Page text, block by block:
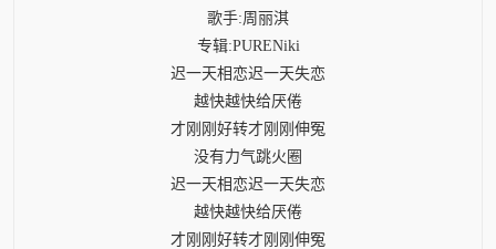
歌手:周丽淇
专辑:PURENiki
迟一天相恋迟一天失恋
越快越快给厌倦
才刚刚好转才刚刚伸冤
没有力气跳火圈
迟一天相恋迟一天失恋
越快越快给厌倦
才刚刚好转才刚刚伸冤